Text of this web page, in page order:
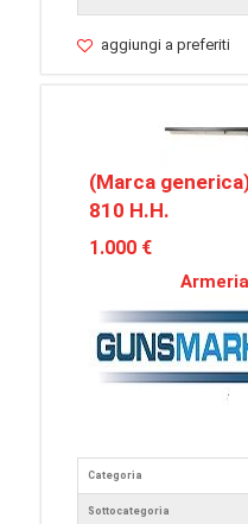
aggiungi a preferiti
(Marca
810 H.H.
1.000 €
Categoria
Sottocategoria